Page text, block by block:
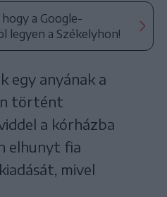
a Google-
legyen a Székelyhon!
egy anyának a
történt
a kórházba
elhunyt fia
mivel